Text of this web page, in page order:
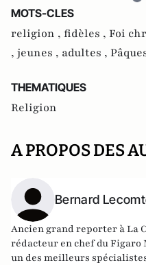
MOTS-CLES
religion , fidèles , Foi
, jeunes , adultes ,
THEMATIQUES
Religion
A PROPOS DES
Bernard
Ancien grand reporter à La
rédacteur en chef du Figaro
un des meilleurs